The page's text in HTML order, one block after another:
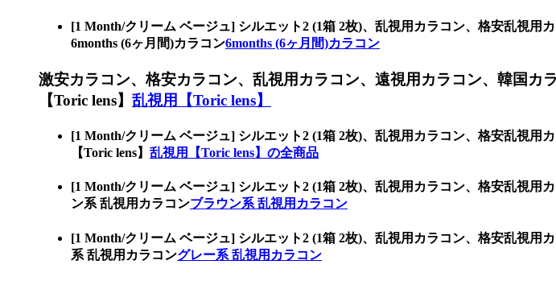
[1 Month/クリーム ベージュ] シルエット2 (1箱 2枚)、乱視用カラコン、格安乱視
6months (6ヶ月間)カラコン6months (6ヶ月間)カラコン
激安カラコン、格安カラコン、乱視用カラコン、遠視用カラコン、韓国
【Toric lens】 乱視用【Toric lens】
[1 Month/クリーム ベージュ] シルエット2 (1箱 2枚)、乱視用カラコン、格安乱視
【Toric lens】 乱視用【Toric lens】の全商品
[1 Month/クリーム ベージュ] シルエット2 (1箱 2枚)、乱視用カラコン、格安乱視
ン系 乱視用カラコンブラウン系 乱視用カラコン
[1 Month/クリーム ベージュ] シルエット2 (1箱 2枚)、乱視用カラコン、格安乱視
系 乱視用カラコングレー系 乱視用カラコン